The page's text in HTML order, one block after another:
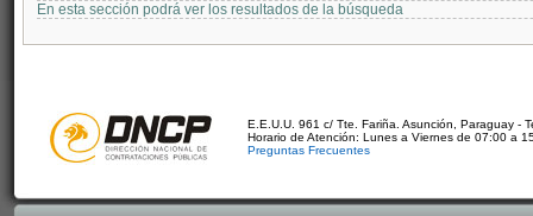
En esta sección podrá ver los resultados de la búsqueda
E.E.U.U. 961 c/ Tte. Fariña. Asunción, Paraguay -
Horario de Atención: Lunes a Viernes de 07:00 a
Preguntas Frecuentes